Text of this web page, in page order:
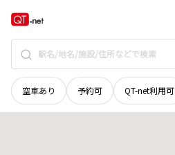
空車あり 予約可 QT-net利用可
北海道